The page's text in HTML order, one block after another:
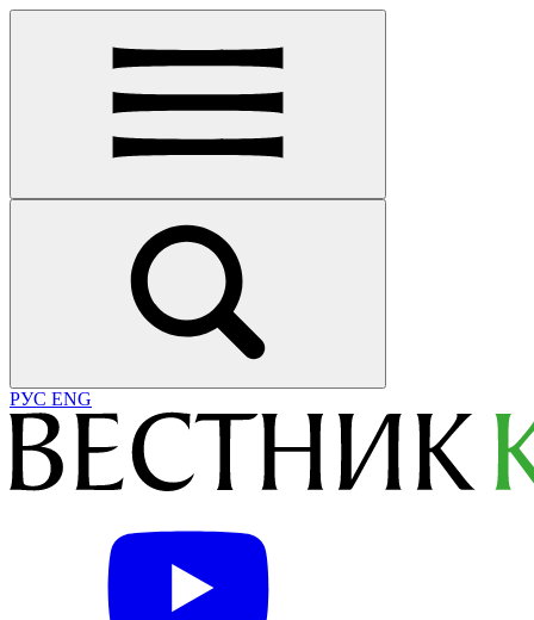
РУС ENG